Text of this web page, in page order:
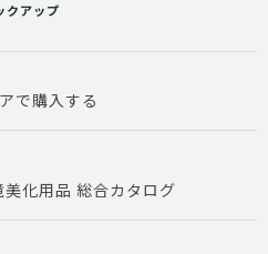
クアップ
で購入する
化用品 総合カタログ